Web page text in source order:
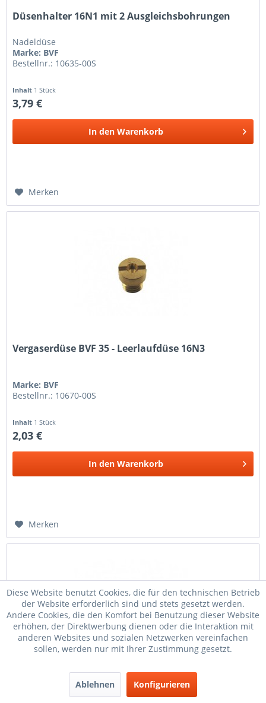
Düsenhalter 16N1 mit 2 Ausgleichsbohrungen
Nadeldüse
Marke: BVF
Bestellnr.: 10635-00S
Inhalt 1 Stück
3,79 €
In den Warenkorb
Merken
Vergaserdüse BVF 35 - Leerlaufdüse 16N3
Marke: BVF
Bestellnr.: 10670-00S
Inhalt 1 Stück
2,03 €
In den Warenkorb
Merken
Vergaserdüse BVF 60 - Startdüse
Diese Website benutzt Cookies, die für den technischen Betrieb
der Website erforderlich sind und stets gesetzt werden.
Andere Cookies, die den Komfort bei Benutzung dieser Website
erhöhen, der Direktwerbung dienen oder die Interaktion mit
anderen Websites und sozialen Netzwerken vereinfachen
sollen, werden nur mit Ihrer Zustimmung gesetzt.
Ablehnen Konfigurieren